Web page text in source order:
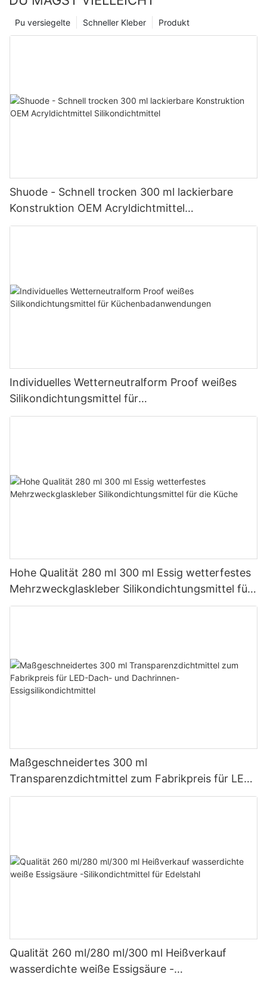
Produkt
Schneller Kleber
Pu versiegelte
Shuode - Schnell trocken 300 ml lackierbare
Konstruktion OEM Acryldichtmittel
Silikondichtmittel
Individuelles Wetterneutralform Proof weißes
Silikondichtungsmittel für
Küchenbadanwendungen
Hohe Qualität 280 ml 300 ml Essig wetterfestes
Mehrzweckglaskleber Silikondichtungsmittel für
die Küche
Maßgeschneidertes 300 ml
Transparenzdichtmittel zum Fabrikpreis für LED-
Dach- und Dachrinnen-Essigsilikondichtmittel
Qualität 260 ml/280 ml/300 ml Heißverkauf
wasserdichte weiße Essigsäure -